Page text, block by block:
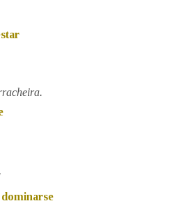
dominarse